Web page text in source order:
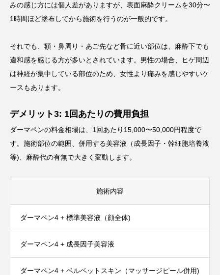
みの感じ方には個人差がありますが、表面麻酔クリームを30分〜
1時間ほど塗布してから施術を行うのが一般的です。
それでも、額・鼻周り・あご先など骨に近い部位は、麻酔下でも
違和感を感じる方が多いとされています。男性の場合、ヒゲ周辺
は神経が集中している部位のため、女性より痛みを感じやすいケ
ースもあります。
デメリット3: 1回あたりの費用負担
ダーマペンの料金相場は、1回あたり15,000〜50,000円程度で
す。施術部位の範囲、併用する美容液（成長因子・幹細胞培養液
等)、麻酔代の有無で大きく変動します。
施術内容
ダーマペン4 + 標準美容液（顔全体)
ダーマペン4 + 成長因子美容液
ダーマペン4 + ベルベットスキン（マッサージピール併用)